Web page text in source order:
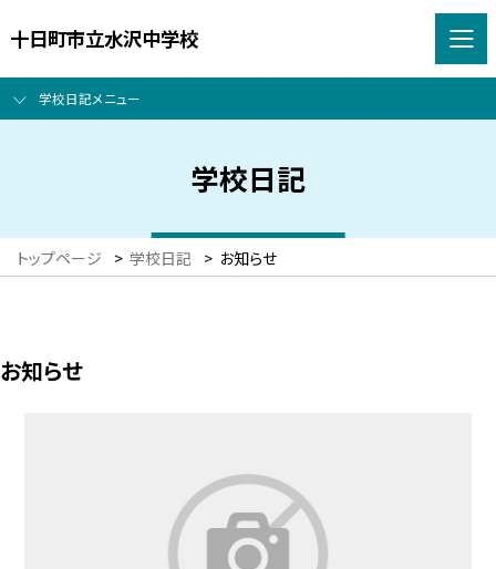
十日町市立水沢中学校
学校日記メニュー
学校日記
トップページ > 学校日記 > お知らせ
お知らせ